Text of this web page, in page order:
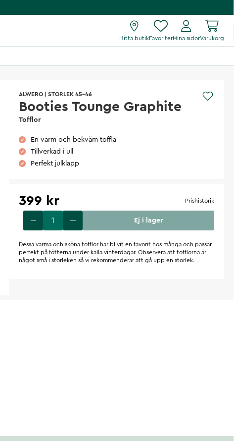
Hitta butikFavoriterMina sidorVarukorg
ALWERO STORLEK 45-46
Booties Tounge Graphite
Tofflor
En varm och bekväm toffla
Tillverkad i ull
Perfekt julklapp
399 kr Prishistorik
Ej i lager
Dessa varma och sköna tofflor har blivit en favorit hos många och passar
perfekt på fötterna under kalla vinterdagar. Observera att tofflorna är
något små i storleken så vi rekommenderar att gå upp en storlek.